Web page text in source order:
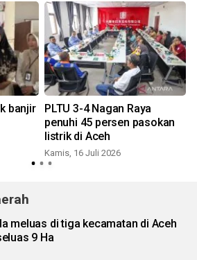
banjir
PLTU 3-4 Nagan Raya
penuhi 45 persen pasokan
listrik di Aceh
Kamis, 16 Juli 2026
meluas di tiga kecamatan di Aceh
9 Ha